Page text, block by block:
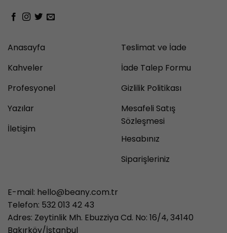
Anasayfa
Kahveler
Profesyonel
Yazılar
İletişim
Teslimat ve İade
İade Talep Formu
Gizlilik Politikası
Mesafeli Satış
Sözleşmesi
Hesabınız
Siparişleriniz
E-mail: hello@beany.com.tr
Telefon: 532 013 42 43
Adres: Zeytinlik Mh. Ebuzziya Cd. No: 16/4, 34140
Bakırköy/İstanbul